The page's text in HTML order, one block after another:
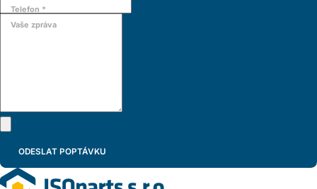
Telefon *
Vaše zpráva